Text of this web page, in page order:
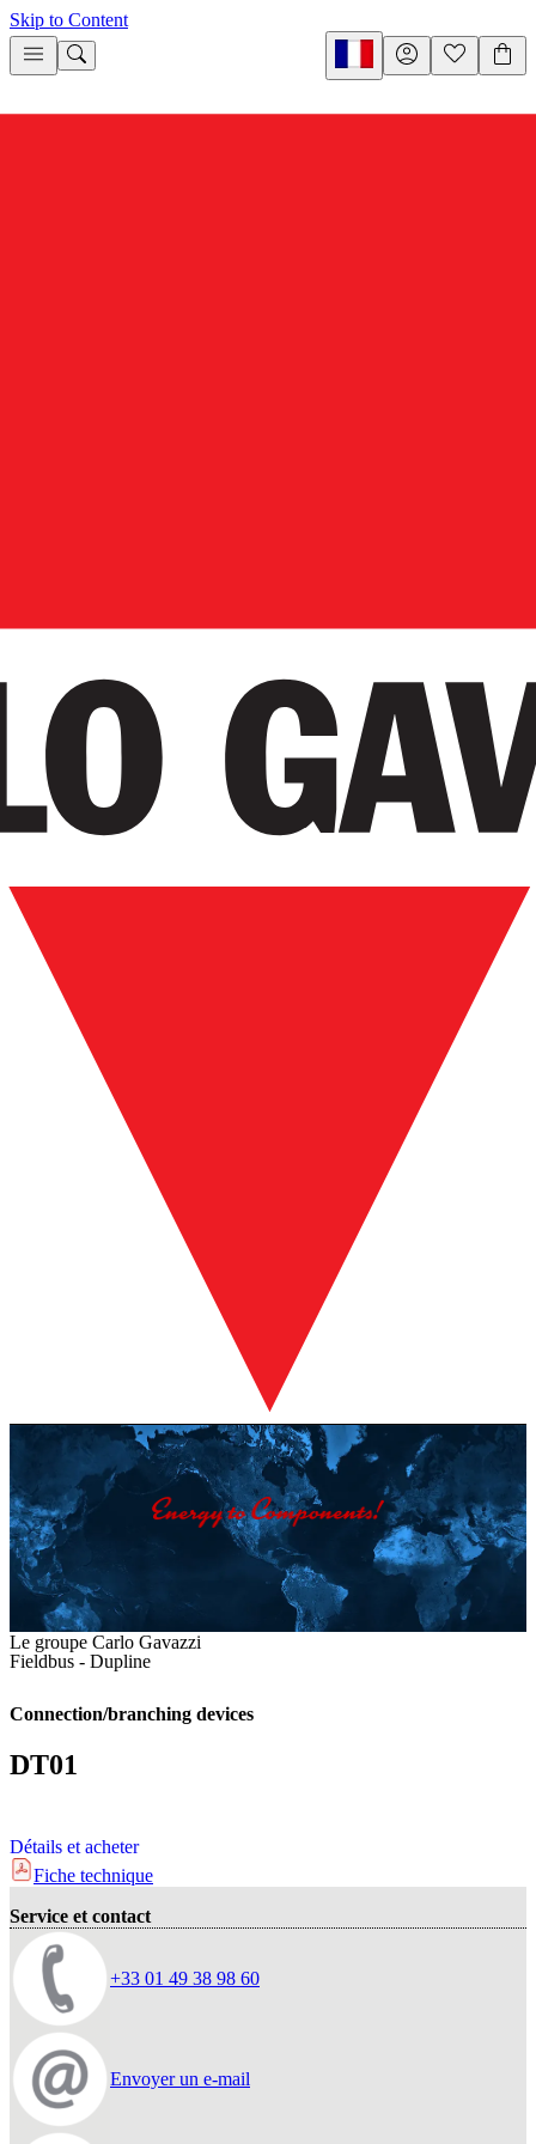
Skip to Content
Le groupe Carlo Gavazzi
Fieldbus - Dupline
Connection/branching devices
DT01
Détails et acheter
Fiche technique
Service et contact
+33 01 49 38 98 60
Envoyer un e-mail